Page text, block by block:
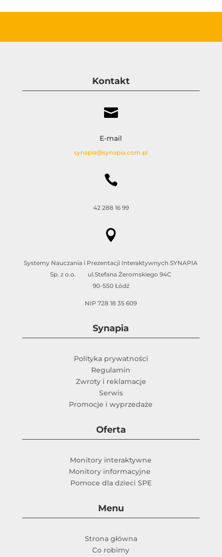
Kontakt

E-mail
synapia@synapia.com.pl

42 288 16 99

Systemy Nauczania i Prezentacji Interaktywnych SYNAPIA
Sp. z o.o. ul.Stefana Żeromskiego 94C
90-550 Łódź
NIP 728 18 35 609
Synapia
Polityka prywatności
Regulamin
Zwroty i reklamacje
Serwis
Promocje i wyprzedaże
Oferta
Monitory interaktywne
Monitory informacyjne
Pomoce dla dzieci SPE
Menu
Strona główna
Co robimy